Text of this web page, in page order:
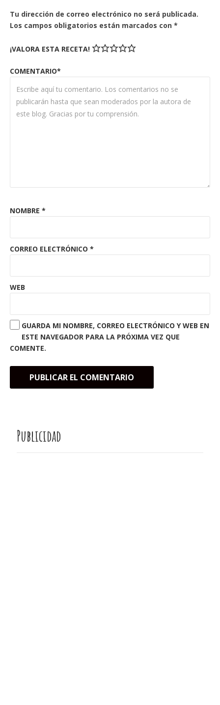
Tu dirección de correo electrónico no será publicada.
Los campos obligatorios están marcados con *
¡VALORA ESTA RECETA!
COMENTARIO*
NOMBRE *
CORREO ELECTRÓNICO *
WEB
GUARDA MI NOMBRE, CORREO ELECTRÓNICO Y WEB EN
ESTE NAVEGADOR PARA LA PRÓXIMA VEZ QUE
COMENTE.
Publicidad